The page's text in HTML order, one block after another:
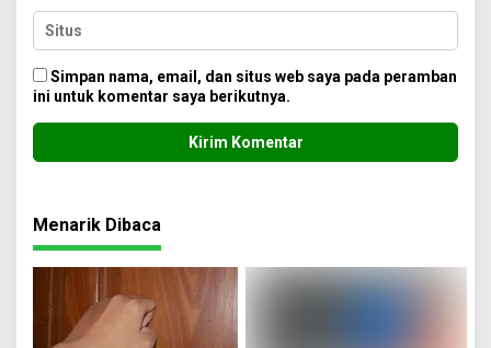
Simpan nama, email, dan situs web saya pada peramban
ini untuk komentar saya berikutnya.
Menarik Dibaca